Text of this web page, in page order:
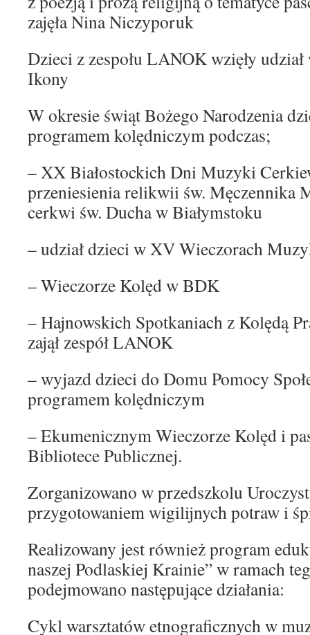
zajęła Nina Niczyporuk
Dzieci z zespołu LANOK wzięły
Ikony
W okresie świąt Bożego Narodzenia
programem kolędniczym podczas;
– XX Białostockich Dni Muzyki
przeniesienia relikwii św. Męczennika
cerkwi św. Ducha w Białymstoku
– udział dzieci w XV Wieczorach
– Wieczorze Kolęd w BDK
– Hajnowskich Spotkaniach z Kolędą
zajął zespół LANOK
– wyjazd dzieci do Domu Pomocy
programem kolędniczym
– Ekumenicznym Wieczorze Kolęd i
Bibliotece Publicznej.
Zorganizowano w przedszkolu
przygotowaniem wigilijnych potraw i
Realizowany jest również program
naszej Podlaskiej Krainie” w ramach
podejmowano następujące działania:
Cykl warsztatów etnograficznych w